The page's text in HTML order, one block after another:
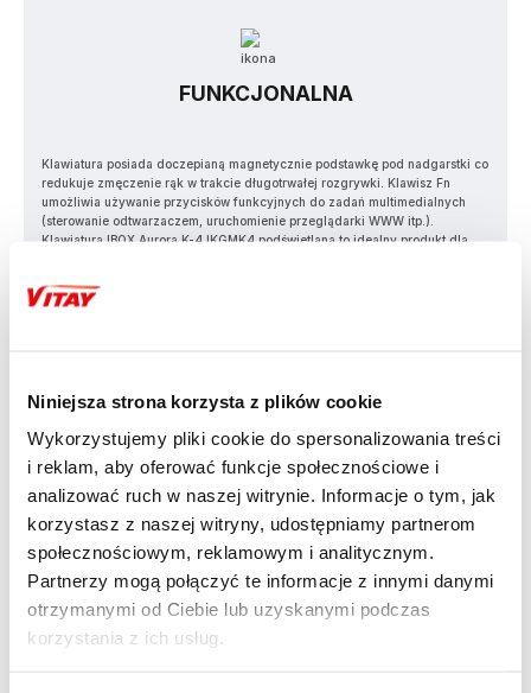
Niniejsza strona korzysta z plików cookie
Wykorzystujemy pliki cookie do spersonalizowania treści
i reklam, aby oferować funkcje społecznościowe i
analizować ruch w naszej witrynie. Informacje o tym, jak
korzystasz z naszej witryny, udostępniamy partnerom
społecznościowym, reklamowym i analitycznym.
Partnerzy mogą połączyć te informacje z innymi danymi
otrzymanymi od Ciebie lub uzyskanymi podczas
korzystania z ich usług.
FUNKCJONALNA
Klawiatura posiada doczepianą magnetycznie podstawkę pod nadgarstki co
redukuje zmęczenie rąk w trakcie długotrwałej rozgrywki. Klawisz Fn
umożliwia używanie przycisków funkcyjnych do zadań multimedialnych
(sterowanie odtwarzaczem, uruchomienie przeglądarki WWW itp.).
Klawiatura IBOX Aurora K-4 IKGMK4 podświetlana to idealny produkt dla
odpowiednim momencie w trakcie rozgrywki.
PODŚWIETLENIE RGB Z
OPROGRAMOWANIEM
Podświetlenie w klawiaturze IBOX Aurora K-4 IKGMK4 podświetlanej można